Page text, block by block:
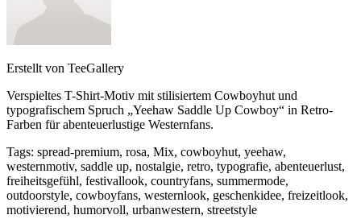
Erstellt von TeeGallery
Verspieltes T-Shirt-Motiv mit stilisiertem Cowboyhut und
typografischem Spruch „Yeehaw Saddle Up Cowboy“ in Retro-
Farben für abenteuerlustige Westernfans.
Tags: spread-premium, rosa, Mix, cowboyhut, yeehaw,
westernmotiv, saddle up, nostalgie, retro, typografie, abenteuerlust,
freiheitsgefühl, festivallook, countryfans, summermode,
outdoorstyle, cowboyfans, westernlook, geschenkidee, freizeitlook,
motivierend, humorvoll, urbanwestern, streetstyle